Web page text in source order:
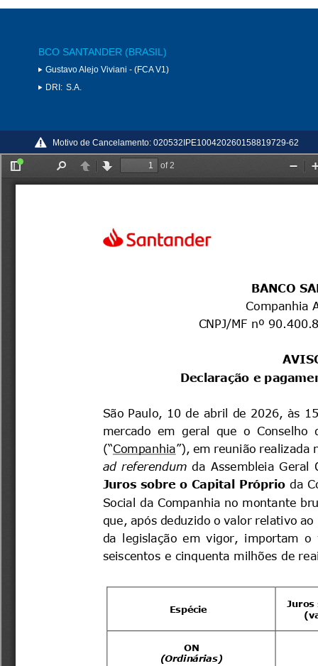
BCO SANTANDER (BRASIL)
Gustavo Alejo Viviani - (FCA V1)
DRI: S.A.
Motivo de Cancelamento: 020532IPE100420260158819729-62